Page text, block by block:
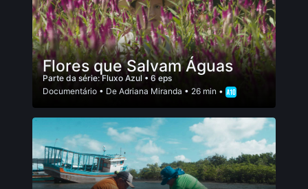
Flores que Salvam Águas
Parte da série:Fluxo Azul • 6 eps
Documentário • De Adriana Miranda • 26 min •